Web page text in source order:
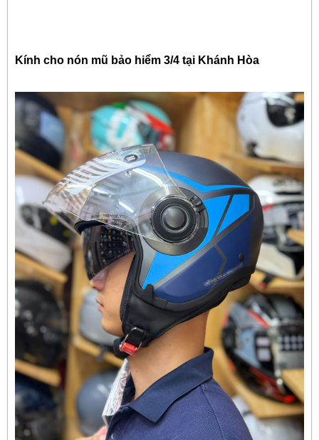
Kính cho nón mũ bảo hiểm 3/4 tại Khánh Hòa